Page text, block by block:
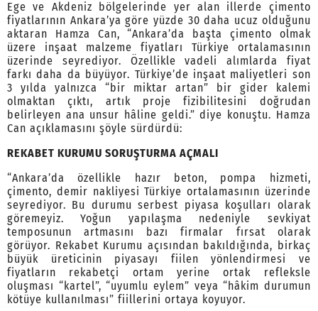
Ege ve Akdeniz bölgelerinde yer alan illerde çimento
fiyatlarının Ankara’ya göre yüzde 30 daha ucuz olduğunu
aktaran Hamza Can, “Ankara’da başta çimento olmak
üzere inşaat malzeme fiyatları Türkiye ortalamasının
üzerinde seyrediyor. Özellikle vadeli alımlarda fiyat
farkı daha da büyüyor. Türkiye’de inşaat maliyetleri son
3 yılda yalnızca “bir miktar artan” bir gider kalemi
olmaktan çıktı, artık proje fizibilitesini doğrudan
belirleyen ana unsur hâline geldi.” diye konuştu. Hamza
Can açıklamasını şöyle sürdürdü:
REKABET KURUMU SORUŞTURMA AÇMALI
“Ankara’da özellikle hazır beton, pompa hizmeti,
çimento, demir nakliyesi Türkiye ortalamasının üzerinde
seyrediyor. Bu durumu serbest piyasa koşulları olarak
göremeyiz. Yoğun yapılaşma nedeniyle sevkiyat
temposunun artmasını bazı firmalar fırsat olarak
görüyor. Rekabet Kurumu açısından bakıldığında, birkaç
büyük üreticinin piyasayı fiilen yönlendirmesi ve
fiyatların rekabetçi ortam yerine ortak refleksle
oluşması “kartel”, “uyumlu eylem” veya “hâkim durumun
kötüye kullanılması” fiillerini ortaya koyuyor.